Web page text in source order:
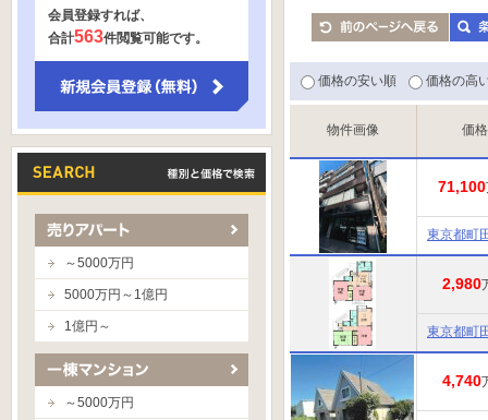
価格の安い順 価格の高
物件画像 価格
71,100
東京都町
2,980
東京都町
4,740
会員登録すれば、
合計563件閲覧可能です。
～5000万円
5000万円～1億円
1億円～
～5000万円